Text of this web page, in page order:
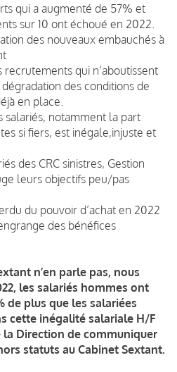
qui a augmenté de 57% et
sur 10 ont échoué en 2022.
des nouveaux embauchés à
qui n’aboutissent
des conditions de
en place.
salariés, notamment la part
si fiers, est inégale,injuste et
des CRC sinistres, Gestion
leurs objectifs peu/pas
du pouvoir d’achat en 2022
des bénéfices
n’en parle pas, nous
les salariés hommes ont
de plus que les salariées
cette inégalité salariale H/F
Direction de communiquer
statuts au Cabinet Sextant.